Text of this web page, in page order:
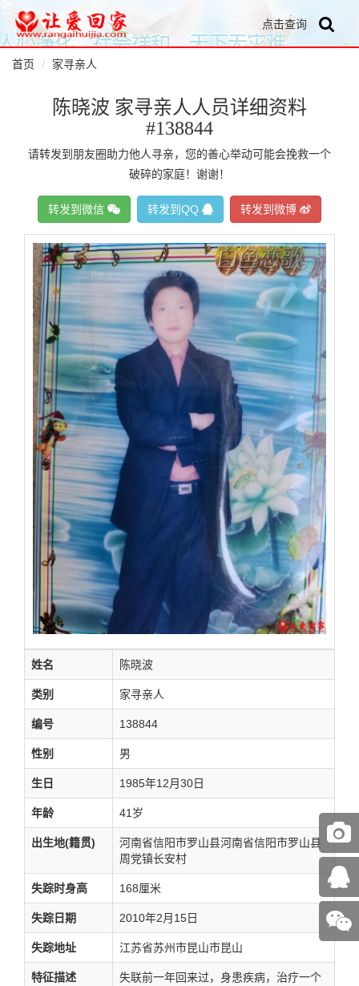
点击查询
首页 家寻亲人
陈晓波 家寻亲人人员详细资料
#138844
请转发到朋友圈助力他人寻亲，您的善心举动可能会挽救一个
破碎的家庭！谢谢！
转发到微信 转发到QQ 转发到微博
姓名 陈晓波
类别 家寻亲人
编号 138844
性别 男
生日 1985年12月30日
年龄 41岁
出生地(籍贯)
河南省信阳市罗山县河南省信阳市罗山县
周党镇长安村
失踪时身高 168厘米
失踪日期 2010年2月15日
失踪地址 江苏省苏州市昆山市昆山
特征描述
失联前一年回来过，身患疾病，治疗一个